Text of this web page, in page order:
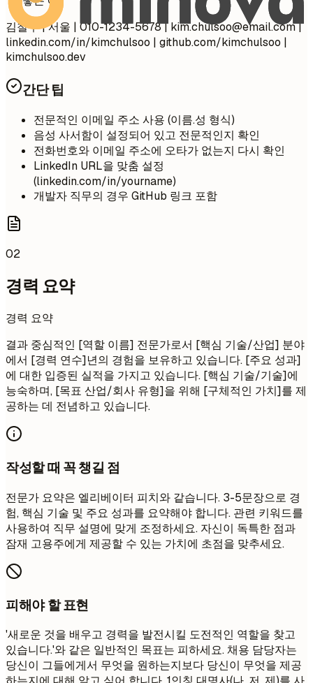
김철수 | 서울 | 010-1234-5678 |kim.chulsoo@email.com|
linkedin.com/in/kimchulsoo | github.com/kimchulsoo |
kimchulsoo.dev
간단 팁
전문적인 이메일 주소 사용 (이름.성 형식)
음성 사서함이 설정되어 있고 전문적인지 확인
전화번호와 이메일 주소에 오타가 없는지 다시 확인
LinkedIn URL을 맞춤 설정
(linkedin.com/in/yourname)
개발자 직무의 경우 GitHub 링크 포함
02
경력 요약
경력 요약
결과 중심적인 [역할 이름] 전문가로서 [핵심 기술/산업] 분야
에서 [경력 연수]년의 경험을 보유하고 있습니다. [주요 성과]
에 대한 입증된 실적을 가지고 있습니다. [핵심 기술/기술]에
능숙하며, [목표 산업/회사 유형]을 위해 [구체적인 가치]를 제
공하는 데 전념하고 있습니다.
작성할 때 꼭 챙길 점
전문가 요약은 엘리베이터 피치와 같습니다. 3-5문장으로 경
험, 핵심 기술 및 주요 성과를 요약해야 합니다. 관련 키워드를
사용하여 직무 설명에 맞게 조정하세요. 자신이 독특한 점과
잠재 고용주에게 제공할 수 있는 가치에 초점을 맞추세요.
피해야 할 표현
'새로운 것을 배우고 경력을 발전시킬 도전적인 역할을 찾고
있습니다.'와 같은 일반적인 목표는 피하세요. 채용 담당자는
당신이 그들에게서 무엇을 원하는지보다 당신이 무엇을 제공